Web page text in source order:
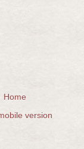
Home
version